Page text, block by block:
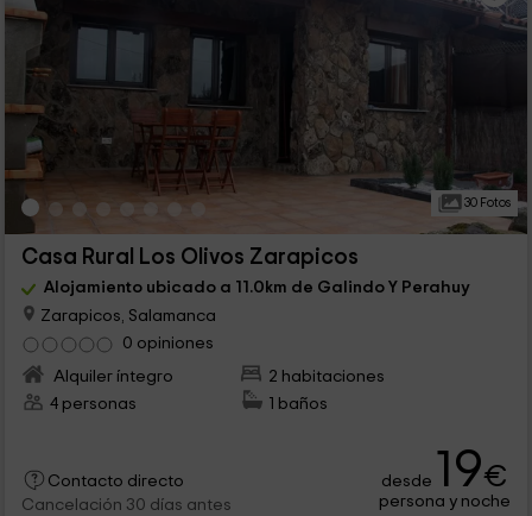
30 Fotos
Casa Rural Los Olivos Zarapicos
Alojamiento ubicado a 11.0km de Galindo Y Perahuy
Zarapicos, Salamanca
0 opiniones
Alquiler íntegro
2 habitaciones
4 personas
1 baños
Contacto directo
Cancelación 30 días antes
desde 19€
persona y noche